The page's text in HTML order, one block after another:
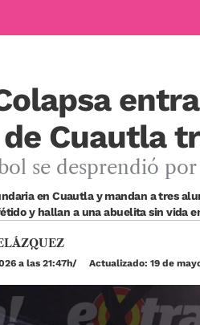
Cuautla
se desprendió
en Cuautla y mandan a tres
y hallan a una abuelita sin vida
a las 21:47h Actualizado: 19 de